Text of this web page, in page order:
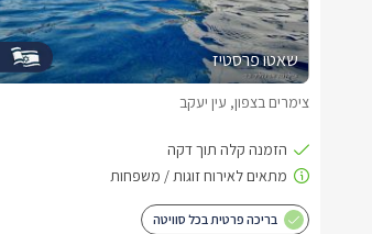
שאטו פרסטיז
צימרים בצפון, עין יעקב
בריכה פרטית בכל סוויטה